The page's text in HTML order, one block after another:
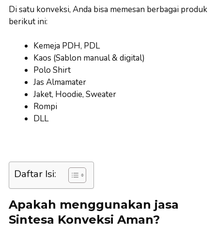
Di satu konveksi, Anda bisa memesan berbagai produk
berikut ini:
Kemeja PDH, PDL
Kaos (Sablon manual & digital)
Polo Shirt
Jas Almamater
Jaket, Hoodie, Sweater
Rompi
DLL
Daftar Isi:
Apakah menggunakan jasa
Sintesa Konveksi Aman?